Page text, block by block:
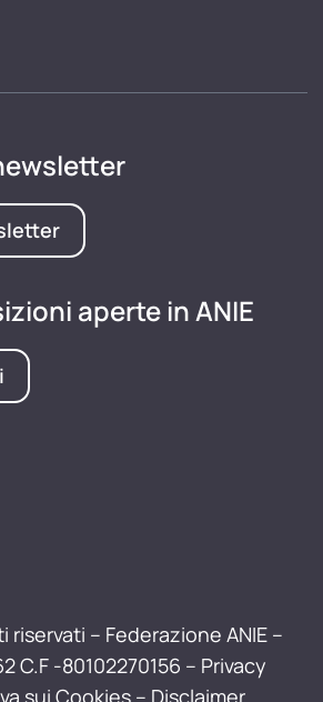
aperte in ANIE
– Federazione ANIE –
C.F -80102270156 – Privacy